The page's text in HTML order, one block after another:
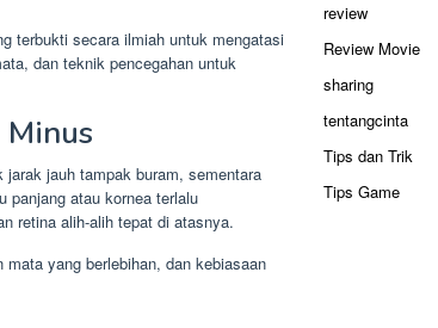
terbukti secara ilmiah untuk mengatasi
dan teknik pencegahan untuk
jauh tampak buram, sementara
panjang atau kornea terlalu
retina alih-alih tepat di atasnya.
yang berlebihan, dan kebiasaan
review
Review Movie
sharing
tentangcinta
Tips dan Trik
Tips Game